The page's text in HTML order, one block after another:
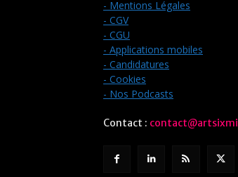
- Mentions Légales
- CGV
- CGU
- Applications mobiles
- Candidatures
- Cookies
- Nos Podcasts
Contact :